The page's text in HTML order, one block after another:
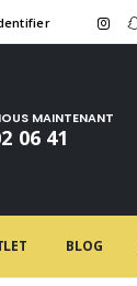
MAINTENANT
06 41
BLOG